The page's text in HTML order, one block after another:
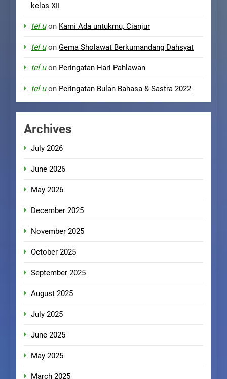
kelas XII
tel uon Kami Ada untukmu, Cianjur
tel uon Gema Sholawat Berkumandang Dahsyat
tel uon Peringatan Hari Pahlawan
tel uon Peringatan Bulan Bahasa & Sastra 2022
Archives
July 2026
June 2026
May 2026
December 2025
November 2025
October 2025
September 2025
August 2025
July 2025
June 2025
May 2025
March 2025